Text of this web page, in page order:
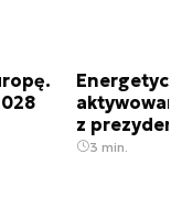
z
3 min.